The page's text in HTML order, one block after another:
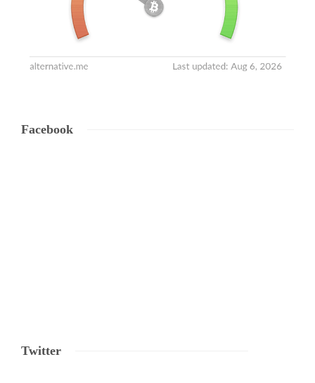
Facebook
Twitter